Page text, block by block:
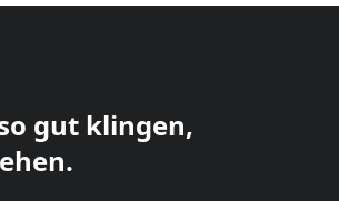
gut klingen,